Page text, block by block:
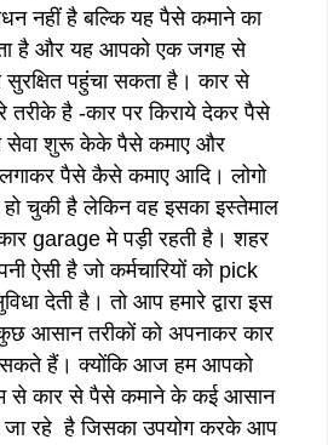
नहीं है बल्कि यह पैसे कमाने का
है और यह आपको एक जगह से
पहुंचा सकता है। कार से
है -कार पर किराये देकर पैसे
सेवा शुरू केके पैसे कमाए और
लगाकर पैसे कैसे कमाए आदि। लोगो
चुकी है लेकिन वह इसका इस्तेमाल
garage मे पड़ी रहती है। शहर
ऐसी है जो कर्मचारियों को pick
देती है। तो आप हमारे द्वारा इस
आसान तरीकों को अपनाकर कार
सकते हैं। क्योंकि आज हम आपको
से कार से पैसे कमाने के कई आसान
जा रहे है जिसका उपयोग करके आप